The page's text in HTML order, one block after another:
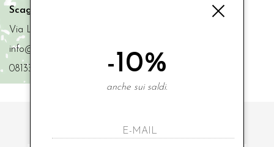
Scaglione Bimbi di Iacono Maria Angela
Via Luigi Mazzella,73 80077 Ischia
info@scaglionebimbi.com
0813331162
ISCRIVITI ALLA NOSTRA NEWSLETTER
-10%
anche sui saldi.